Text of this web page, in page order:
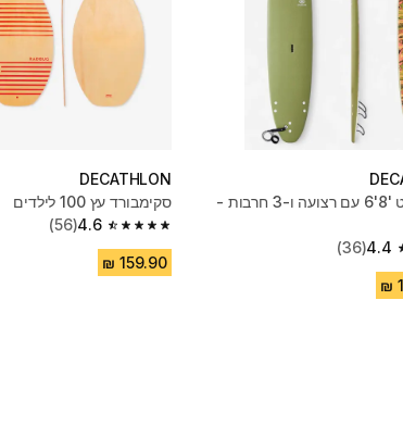
גלשן סופט '8'6 עם רצועה ו-3 חרבות -
4.4
(36)
DECATHLON
סקימבורד עץ 100 לילדים
4.6
4.6 out of 5 stars from 56 reviews
(56)